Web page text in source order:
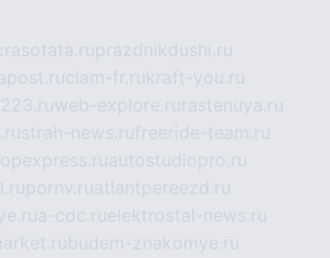
prazdnikdushi.ru
ciam-fr.rukraft-you.ru
web-explore.ru rastenuya.ru
strah-news.rufreeride-team.ru
autostudiopro.ru
pornv.ruatlantpereezd.ru
a-cdc.ruelektrostal-news.ru
budem-znakomye.ru